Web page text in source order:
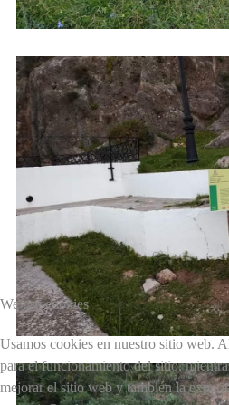
We use cookies
Usamos cookies en nuestro sitio web.
para el funcionamiento del sitio,
mejorar el sitio web y también la